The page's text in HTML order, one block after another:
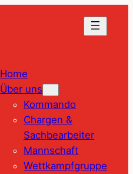
Home
Über uns
Kommando
Chargen &
Sachbearbeiter
Mannschaft
Wettkampfgruppe